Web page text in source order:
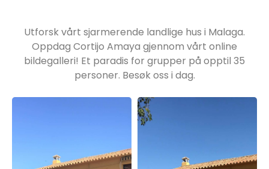
Utforsk vårt sjarmerende landlige hus i Malaga.
Oppdag Cortijo Amaya gjennom vårt online
bildegalleri! Et paradis for grupper på opptil 35
personer. Besøk oss i dag.